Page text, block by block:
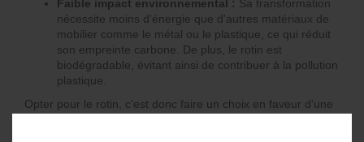
Faible impact environnemental : Sa transformation
nécessite moins d'énergie que d'autres matériaux de
mobilier comme le métal ou le plastique, ce qui réduit
son empreinte carbone. De plus, le rotin est
biodégradable, évitant ainsi de contribuer à la pollution
plastique.
Opter pour le rotin, c'est donc faire un choix en faveur d'une